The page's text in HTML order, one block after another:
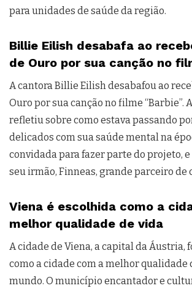
para unidades de saúde da região.
Billie Eilish desabafa ao
de Ouro por sua canção no
A cantora Billie Eilish desabafou ao
Ouro por sua canção no filme “Barbie”.
refletiu sobre como estava passando
delicados com sua saúde mental na
convidada para fazer parte do projeto, e
seu irmão, Finneas, grande parceiro de
Viena é escolhida como a
melhor qualidade de vida
A cidade de Viena, a capital da Áustria,
como a cidade com a melhor qualidade
mundo. O município encantador e